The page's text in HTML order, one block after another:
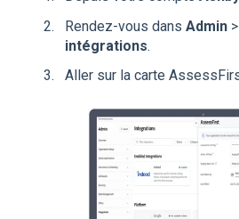
Rendez-vous dans Admin >
intégrations.
Aller sur la carte